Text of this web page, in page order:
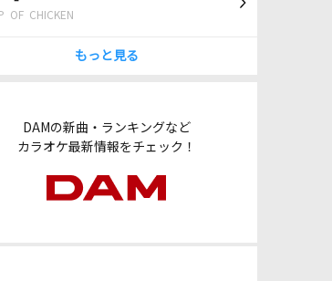
OF CHICKEN
もっと見る
DAMの新曲・ランキングなど
カラオケ最新情報をチェック！